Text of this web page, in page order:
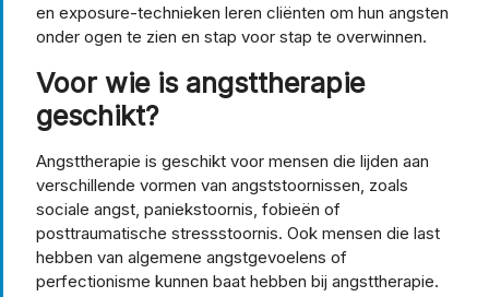
en exposure-technieken leren cliënten om hun angsten
onder ogen te zien en stap voor stap te overwinnen.
Voor wie is angsttherapie
geschikt?
Angsttherapie is geschikt voor mensen die lijden aan
verschillende vormen van angststoornissen, zoals
sociale angst, paniekstoornis, fobieën of
posttraumatische stressstoornis. Ook mensen die last
hebben van algemene angstgevoelens of
perfectionisme kunnen baat hebben bij angsttherapie.